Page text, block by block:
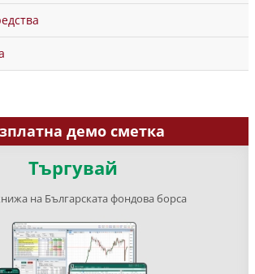
демо сметка
Търгувай
на Българската фондова борса